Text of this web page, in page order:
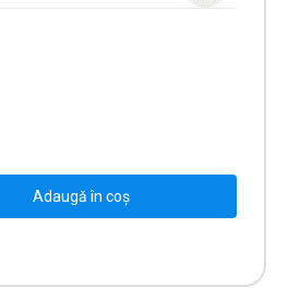
Adaugă în coș